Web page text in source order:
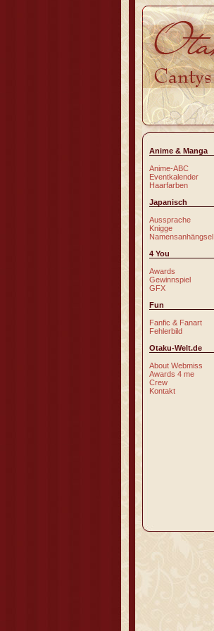
Anime & Manga
Anime-ABC
Eventkalender
Haarfarben
Japanisch
Aussprache
Knigge
Namensanhängsel
4 You
Awards
Gewinnspiel
GFX
Fun
Fanfic & Fanart
Fehlerbild
Otaku-Welt.de
About Webmiss
Awards 4 me
Crew
Kontakt